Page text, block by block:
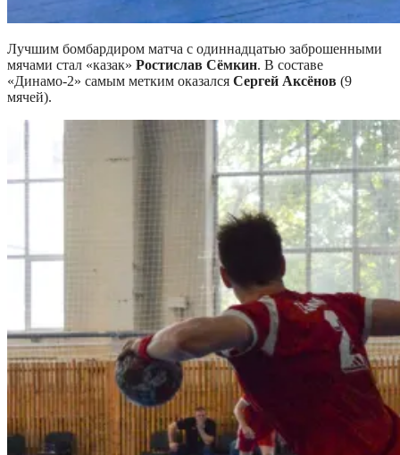
Лучшим бомбардиром матча с одиннадцатью заброшенными
мячами стал «казак» Ростислав Сёмкин. В составе
«Динамо-2» самым метким оказался Сергей Аксёнов (9
мячей).